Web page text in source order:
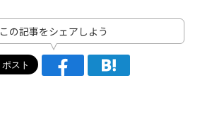
この記事をシェアしよう